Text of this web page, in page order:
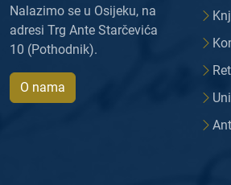
Nalazimo se u Osijeku, na
adresi Trg Ante Starčevića
10 (Pothodnik).
O nama